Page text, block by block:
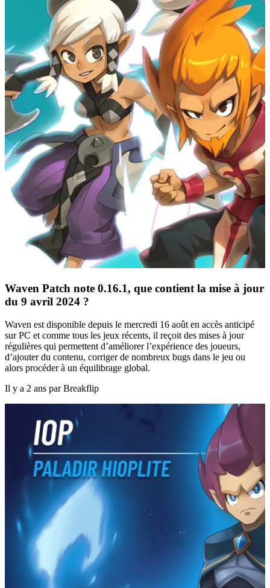
Waven Patch note 0.16.1, que contient la mise à jour
du 9 avril 2024 ?
Waven est disponible depuis le mercredi 16 août en accès anticipé
sur PC et comme tous les jeux récents, il reçoit des mises à jour
régulières qui permettent d’améliorer l’expérience des joueurs,
d’ajouter du contenu, corriger de nombreux bugs dans le jeu ou
alors procéder à un équilibrage global.
Il y a 2 ans par Breakflip